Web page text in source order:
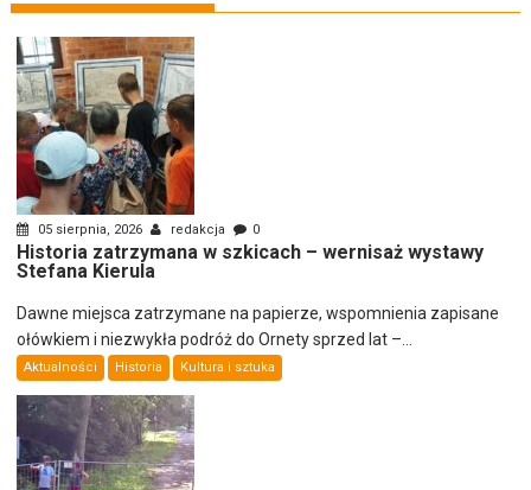
05 sierpnia, 2026 redakcja 0
Historia zatrzymana w szkicach – wernisaż wystawy
Stefana Kierula
Dawne miejsca zatrzymane na papierze, wspomnienia zapisane
ołówkiem i niezwykła podróż do Ornety sprzed lat –...
Aktualności Historia Kultura i sztuka